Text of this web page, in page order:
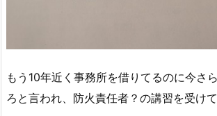
もう10年近く事務所を借りてるのに今さ
ろと言われ、防火責任者？の講習を受けて